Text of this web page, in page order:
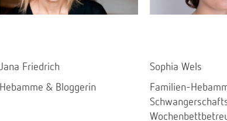
Jana Friedrich
Hebamme & Bloggerin
Sophia Wels
Familien-